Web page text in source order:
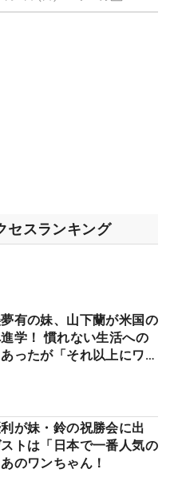
セスランキング
有の妹、山下蘭が米国の
学！ 慣れない生活への
ったが「それ以上にワク
が妹・鈴の祝勝会に出
トは「日本で一番人気の
のワンちゃん！